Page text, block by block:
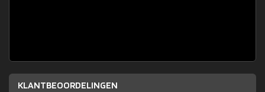
KLANTBEOORDELINGEN